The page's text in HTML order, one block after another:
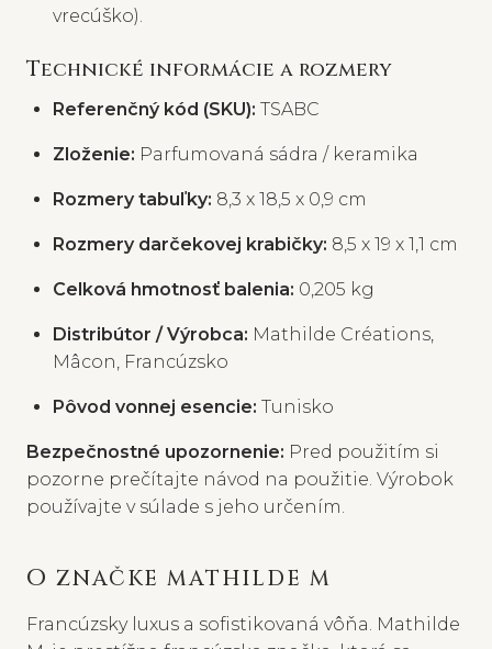
vrecúško).
Technické informácie a rozmery
Referenčný kód (SKU): TSABC
Zloženie: Parfumovaná sádra / keramika
Rozmery tabuľky: 8,3 x 18,5 x 0,9 cm
Rozmery darčekovej krabičky: 8,5 x 19 x 1,1 cm
Celková hmotnosť balenia: 0,205 kg
Distribútor / Výrobca: Mathilde Créations,
Mâcon, Francúzsko
Pôvod vonnej esencie: Tunisko
Bezpečnostné upozornenie: Pred použitím si
pozorne prečítajte návod na použitie. Výrobok
používajte v súlade s jeho určením.
O ZNAČKE MATHILDE M
Francúzsky luxus a sofistikovaná vôňa. Mathilde